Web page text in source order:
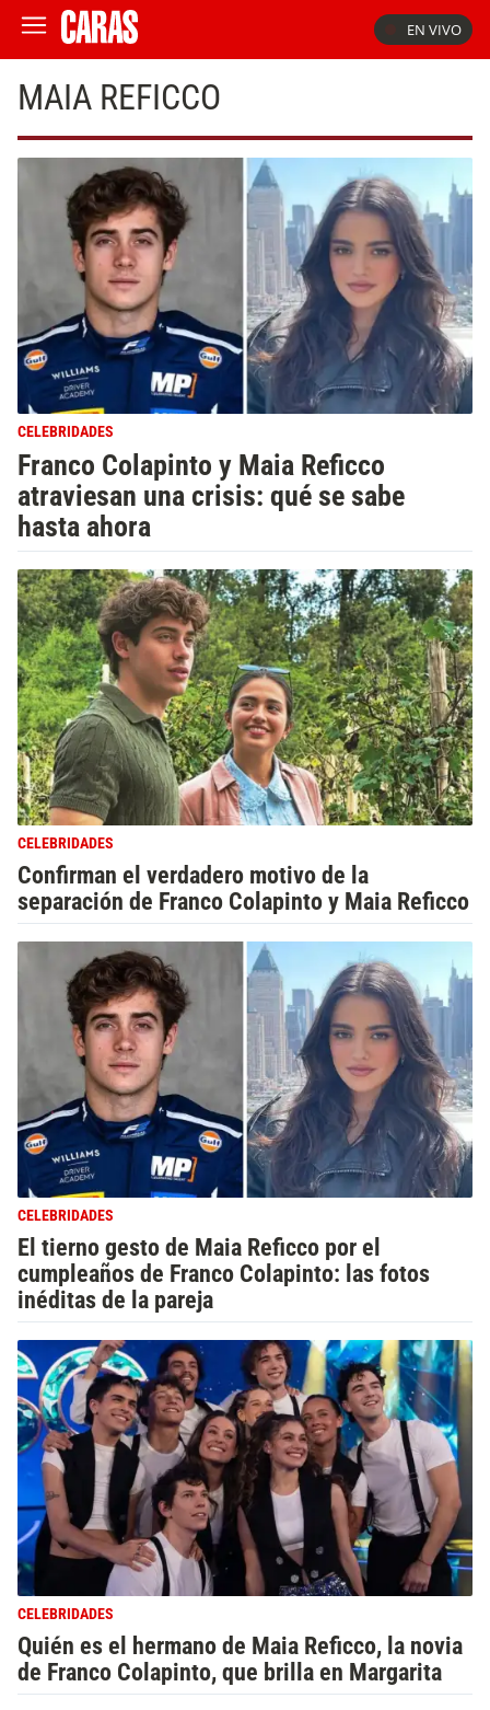
EN VIVO
MAIA REFICCO
CELEBRIDADES
Franco Colapinto y Maia Reficco
atraviesan una crisis: qué se sabe
hasta ahora
CELEBRIDADES
Confirman el verdadero motivo de la
separación de Franco Colapinto y Maia Reficco
CELEBRIDADES
El tierno gesto de Maia Reficco por el
cumpleaños de Franco Colapinto: las fotos
inéditas de la pareja
CELEBRIDADES
Quién es el hermano de Maia Reficco, la novia
de Franco Colapinto, que brilla en Margarita